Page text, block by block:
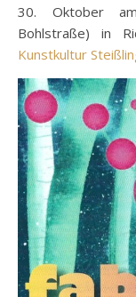
30. Oktober
Bohlstraße) in
Kunstkultur